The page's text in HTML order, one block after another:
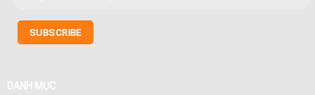
DANH MỤC